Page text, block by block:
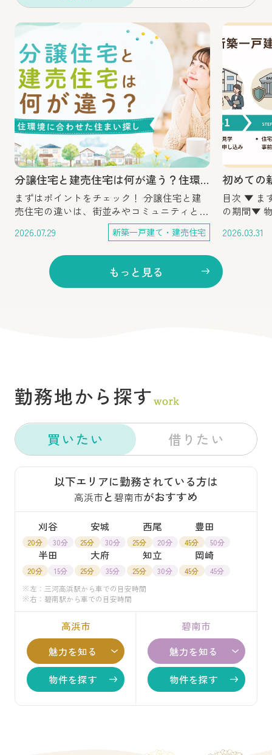
分譲住宅と建売住宅は何が違う？住環境に合わせた住まい探し
まずはポイントをチェック！ 分譲住宅と建
売住宅の違いは、街並みやコミュニティとい
どちらも資金計画が立てやすく、入居までの
発するため、建売住宅より価格を抑えやすい
マイホーム探...
2026.07.29 新築一戸建て・建売住宅
目次 ▼ まずは全体像を！新築一戸建て購入
の期間▼
プ】新築
は、初め
て、失敗
2026.03.31
もっと見る
勤務地から探す
買いたい 借りたい
以下エリアに勤務されている方は
高浜市と 碧南市がおすすめ
刈谷
20分 30分
安城
25分 30分
西尾
25分 20分
豊田
45分 50分
半田
20分 15分
大府
25分 35分
知立
25分 30分
岡崎
45分
45分
※左：三河高浜駅から車での目安時間
※右：碧南駅から車での目安時間
高浜市
魅力を知る
物件を探す
碧南市
魅力を知る
物件を探す